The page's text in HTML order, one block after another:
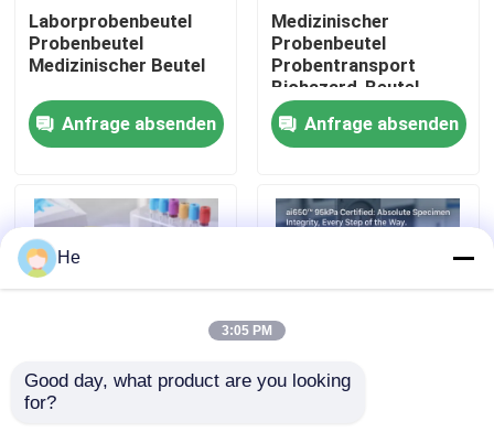
Über uns
Qualitätskontrolle
Neuigkeiten
Bitte um ein Angebot
Laborprobenbeutel
Probenbeutel
Medizinischer Beutel
Anfrage absenden
Medizinischer
Probenbeutel
Probentransport
Biohazard-Beutel
Anfrage absenden
Tasche für
He
3:05 PM
Good day, what product are you looking
for?